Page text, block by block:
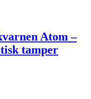
Atom –
tamper